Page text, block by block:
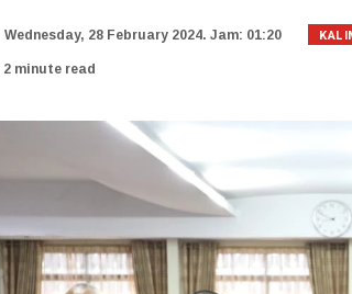
Wednesday, 28 February 2024. Jam: 01:20
2 minute read